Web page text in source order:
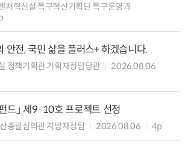
처혁신실 특구혁신기획단 특구운영과
안전, 국민 삶을 플러스+ 하겠습니다.
정책기획관 기획재정담당관
2026.08.06
드」 제9·10호 프로젝트 선정
총괄심의관 지방재정팀 2026.08.06 4p